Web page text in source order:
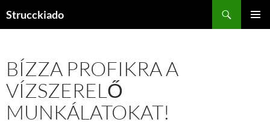
Strucckiado
BÍZZA PROFIKRA A
VÍZSZERELŐ
MUNKÁLATOKAT!